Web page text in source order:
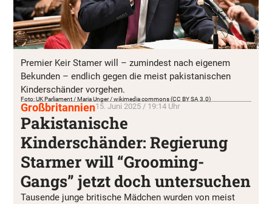
Premier Keir Stamer will – zumindest nach eigenem
Bekunden – endlich gegen die meist pakistanischen
Kinderschänder vorgehen.
Foto: UK Parliament / Maria Unger / wikimedia commons (CC BY SA 3.0)
Großbritannien15. Juni 2025 / 19:14 Uhr
Pakistanische
Kinderschänder: Regierung
Starmer will “Grooming-
Gangs” jetzt doch untersuchen
Tausende junge britische Mädchen wurden von meist